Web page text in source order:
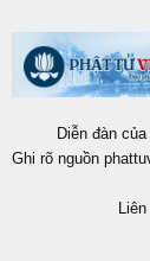
Diễn đàn
Ghi rõ nguồn